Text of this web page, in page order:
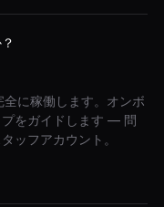
に稼働します。オンボ
をガイドします — 問
ッフアカウント。